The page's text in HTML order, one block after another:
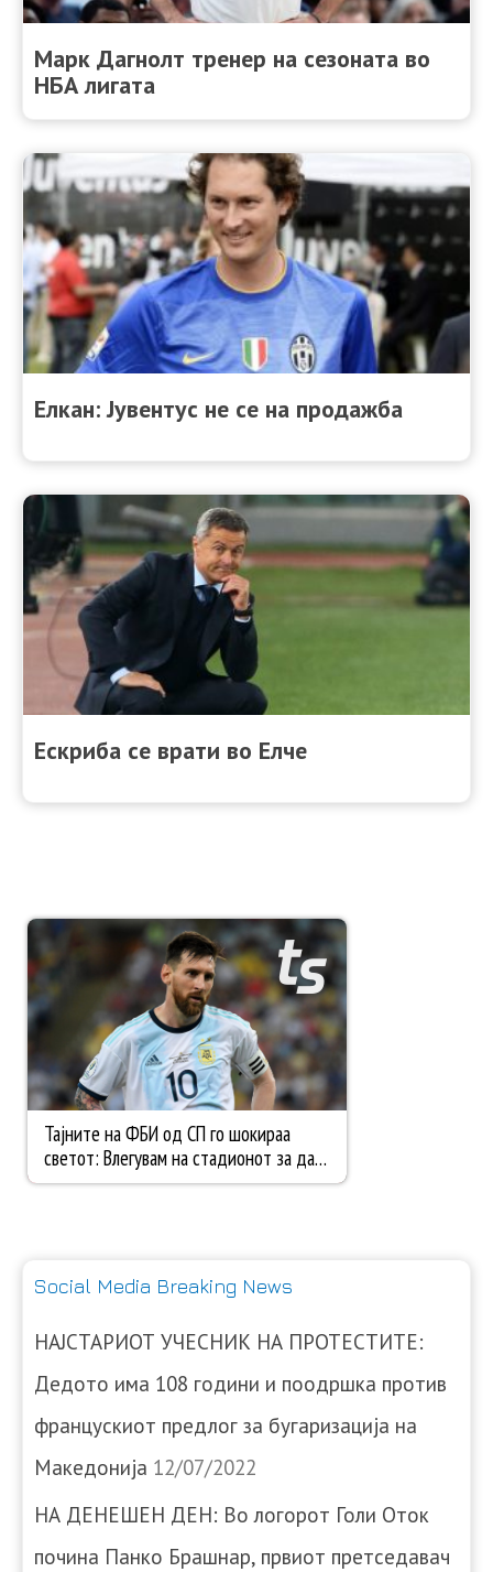
Марк Дагнолт тренер на сезоната во
НБА лигата
Елкан: Јувентус не се на продажба
Ескриба се врати во Елче
Social Media Breaking News
НАЈСТАРИОТ УЧЕСНИК НА ПРОТЕСТИТЕ:
Дедото има 108 години и поодршка против
францускиот предлог за бугаризација на
Македонија 12/07/2022
НА ДЕНЕШЕН ДЕН: Во логорот Голи Оток
почина Панко Брашнар, првиот претседавач